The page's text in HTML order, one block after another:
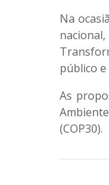
Na
público
As
(COP30).